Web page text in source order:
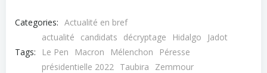
Categories: Actualité en bref
Tags:
actualité candidats décryptage Hidalgo
Jadot
Le Pen
Macron Mélenchon
Péresse
présidentielle 2022 Taubira Zemmour